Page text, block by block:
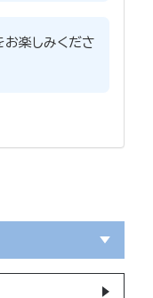
お楽しみくださ